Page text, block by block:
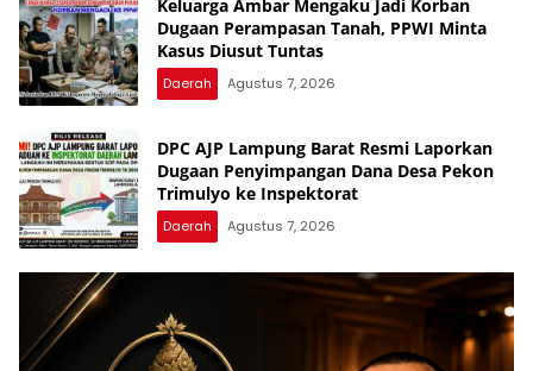
Keluarga Ambar Mengaku Jadi Korban
Dugaan Perampasan Tanah, PPWI Minta
Kasus Diusut Tuntas
Daerah Agustus 7, 2026
DPC AJP Lampung Barat Resmi Laporkan
Dugaan Penyimpangan Dana Desa Pekon
Trimulyo ke Inspektorat
Daerah Agustus 7, 2026